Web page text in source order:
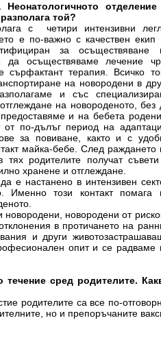
той?
с четири интензивни
е по-важно с качествен екип
за осъществяване
осъществяваме лечение
сърфактант терапия. Всичко
на новородени в
и със
на новороденото, без
и на бебета
по-дълъг период на
за повиване, както и с
майка-бебе. След раждането
родителите получат
хранене и отглеждане.
е настанено в интензивен
Именно този контакт помага
новородени, новородени от
в протичането на
и други
опит и се радваме
течение сред родителите.
родителите са все по-
но и препоръчаните